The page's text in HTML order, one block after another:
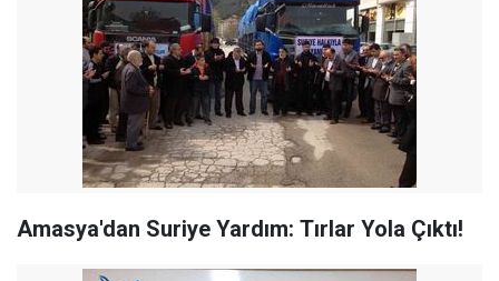
Amasya'dan Suriye Yardım: Tırlar Yola Çıktı!